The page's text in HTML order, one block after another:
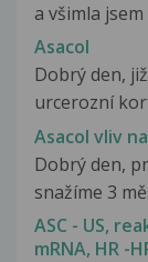
a všimla jsem
Asacol
Dobrý den,
urcerozní
Asacol vliv
Dobrý den,
snažíme 3
ASC - US,
mRNA, HR -